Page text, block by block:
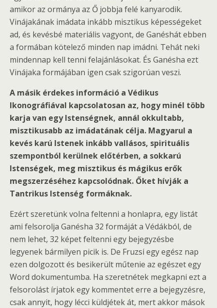
amikor az ormánya az Ő jobbja felé kanyarodik.
Vinájakának imádata inkább misztikus képességeket
ad, és kevésbé materiális vagyont, de Ganéshát ebben
a formában kötelező minden nap imádni. Tehát neki
mindennap kell tenni felajánlásokat. És Ganésha ezt
Vinájaka formájában igen csak szigorúan veszi.
A másik érdekes információ a Védikus
Ikonográfiával kapcsolatosan az, hogy minél több
karja van egy Istenségnek, annál okkultabb,
misztikusabb az imádatának célja. Magyarul a
kevés karú Istenek inkább vallásos, spirituális
szempontból kerülnek előtérben, a sokkarú
Istenségek, meg misztikus és mágikus erők
megszerzéséhez kapcsolódnak. Őket hívják a
Tantrikus Istenség formáknak.
Ezért szeretünk volna feltenni a honlapra, egy listát
ami felsorolja Ganésha 32 formáját a Védákból, de
nem lehet, 32 képet feltenni egy bejegyzésbe
legyenek bármilyen picik is. De Fruzsi egy egész nap
ezen dolgozott és besikerült műtenie az egészet egy
Word dokumentumba. Ha szeretnétek megkapni ezt a
felsorolást írjatok egy kommentet erre a bejegyzésre,
csak annyit, hogy lécci küldjétek át, mert akkor mások